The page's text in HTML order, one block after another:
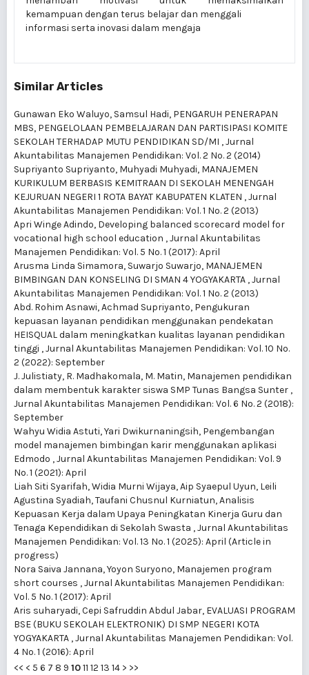
kemampuan dengan terus belajar dan menggali
informasi serta inovasi dalam mengaja
Similar Articles
Gunawan Eko Waluyo, Samsul Hadi, PENGARUH PENERAPAN
MBS, PENGELOLAAN PEMBELAJARAN DAN PARTISIPASI KOMITE
SEKOLAH TERHADAP MUTU PENDIDIKAN SD/MI ,Jurnal
Akuntabilitas Manajemen Pendidikan: Vol. 2 No. 2 (2014)
Supriyanto Supriyanto, Muhyadi Muhyadi, MANAJEMEN
KURIKULUM BERBASIS KEMITRAAN DI SEKOLAH MENENGAH
KEJURUAN NEGERI 1 ROTA BAYAT KABUPATEN KLATEN ,Jurnal
Akuntabilitas Manajemen Pendidikan: Vol. 1 No. 2 (2013)
Apri Winge Adindo, Developing balanced scorecard model for
vocational high school education ,Jurnal Akuntabilitas
Manajemen Pendidikan: Vol. 5 No. 1 (2017): April
Arusma Linda Simamora, Suwarjo Suwarjo, MANAJEMEN
BIMBINGAN DAN KONSELING DI SMAN 4 YOGYAKARTA ,Jurnal
Akuntabilitas Manajemen Pendidikan: Vol. 1 No. 2 (2013)
Abd. Rohim Asnawi, Achmad Supriyanto, Pengukuran
kepuasan layanan pendidikan menggunakan pendekatan
HEISQUAL dalam meningkatkan kualitas layanan pendidikan
tinggi ,Jurnal Akuntabilitas Manajemen Pendidikan: Vol. 10 No.
2 (2022): September
J. Julistiaty, R. Madhakomala, M. Matin, Manajemen pendidikan
dalam membentuk karakter siswa SMP Tunas Bangsa Sunter ,
Jurnal Akuntabilitas Manajemen Pendidikan: Vol. 6 No. 2 (2018):
September
Wahyu Widia Astuti, Yari Dwikurnaningsih, Pengembangan
model manajemen bimbingan karir menggunakan aplikasi
Edmodo ,Jurnal Akuntabilitas Manajemen Pendidikan: Vol. 9
No. 1 (2021): April
Liah Siti Syarifah, Widia Murni Wijaya, Aip Syaepul Uyun, Leili
Agustina Syadiah, Taufani Chusnul Kurniatun,Analisis
Kepuasan Kerja dalam Upaya Peningkatan Kinerja Guru dan
Tenaga Kependidikan di Sekolah Swasta ,Jurnal Akuntabilitas
Manajemen Pendidikan: Vol. 13 No. 1 (2025): April (Article in
progress)
Nora Saiva Jannana, Yoyon Suryono, Manajemen program
short courses ,Jurnal Akuntabilitas Manajemen Pendidikan:
Vol. 5 No. 1 (2017): April
Aris suharyadi, Cepi Safruddin Abdul Jabar, EVALUASI PROGRAM
BSE (BUKU SEKOLAH ELEKTRONIK) DI SMP NEGERI KOTA
YOGYAKARTA ,Jurnal Akuntabilitas Manajemen Pendidikan: Vol.
4 No. 1 (2016): April
<< < 5 6 7 8 9 1011 12 13 14 > >>